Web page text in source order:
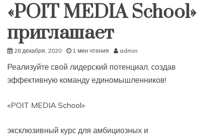
«POIT MEDIA School»
приглашает
28 декабря, 2020 1 мин чтения admin
Реализуйте свой лидерский потенциал, создав
эффективную команду единомышленников!
«POIT MEDIA School»
эксклюзивный курс для амбициозных и